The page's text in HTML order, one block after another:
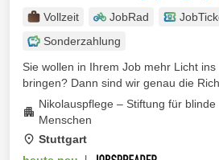
Vollzeit JobRad
Sonderzahlung
Sie wollen in Ihrem Job mehr Licht
bringen? Dann sind wir genau die
Nikolauspflege – Stiftung für
Menschen
Stuttgart